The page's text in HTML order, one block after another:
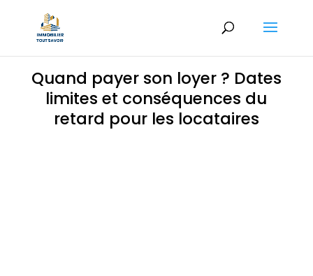
Quand payer son loyer ? Dates
limites et conséquences du
retard pour les locataires